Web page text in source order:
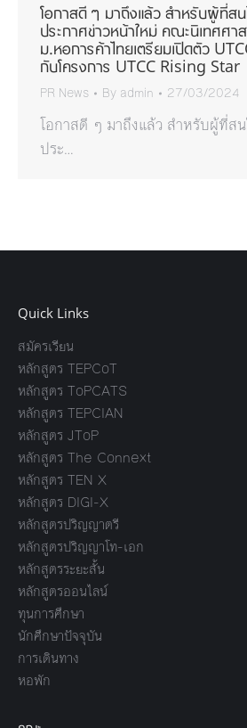
โอกาสดี ๆ มาถึงแล้ว สำหรับผู้ที่ส
ประกาศข่าวหน้าใหม่ คณะนิเทศศา
ม.หอการค้าไทยเตรียมเปิดตัว
กับโครงการ UTCC Rising Star
PR News By admin 27/03/2024
โอกาสดี ๆ มาถึงแล้ว สำหรับผู้ที่ส
ประ…
Quick Links
สมัครเรียน
หลักสูตร TEPCoT
หลักสูตร ToPCATS
หลักสูตร TEPCIAN
หลักสูตร JToP
หลักสูตร The Connext
หลักสูตร TEN X
หลักสูตร DIGI-X
หลักสูตรปริญญาตรี
หลักสูตรปริญญาโท-เอก
หลักสูตรระยะสั้น
หลักสูตรออนไลน์
ทุนการศึกษา
นักศึกษาปัจจุบัน
การเดินทาง
หอพัก